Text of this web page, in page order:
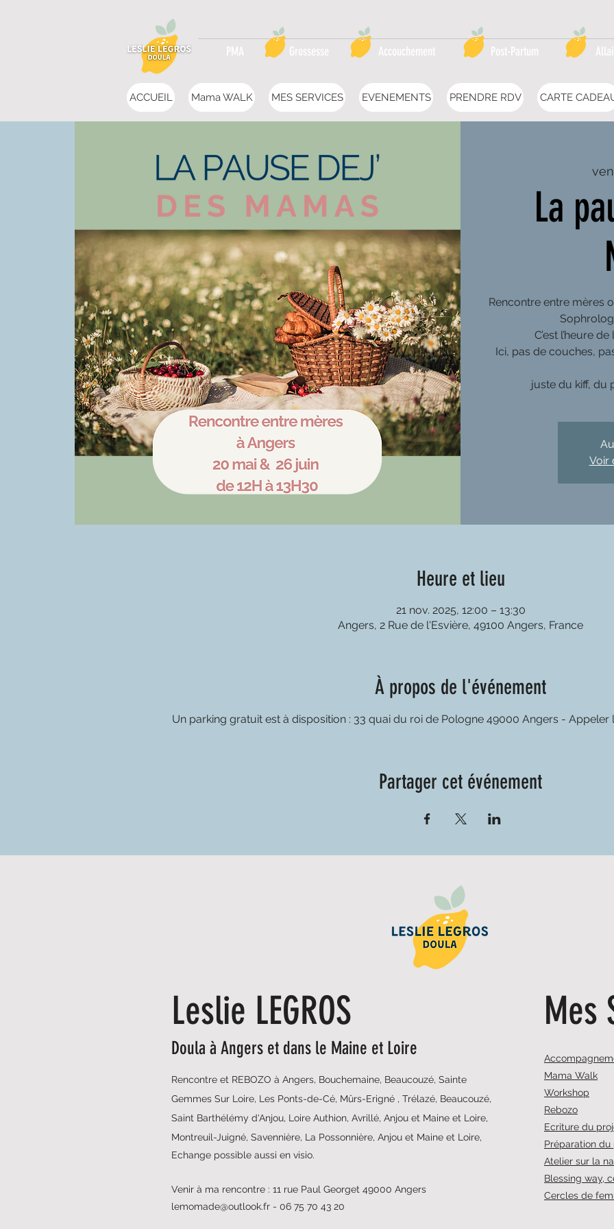
PMA Grossesse Accouchement Post-Partum
ACCUEIL Mama WALK MES SERVICES EVENEMENTS PRENDRE RDV CARTE
La
Rencontre entre mères
C’est l’heure
Ici, pas de couches,
juste du kiff, du
Voir
Heure et lieu
21 nov. 2025, 12:00 – 13:30
Angers, 2 Rue de l'Esvière, 49100 Angers, France
À propos de l'événement
Un parking gratuit est à disposition : 33 quai du roi de Pologne 49000 Angers - Appeler
Partager cet événement
Leslie LEGROS
Doula à Angers et dans le Maine et Loire
Rencontre et REBOZO à Angers, Bouchemaine, Beaucouzé, Sainte
Gemmes Sur Loire, Les Ponts-de-Cé, Mûrs-Erigné , Trélazé, Beaucouzé,
Saint Barthélémy d'Anjou, Loire Authion, Avrillé, Anjou et Maine et Loire,
Montreuil-Juigné, Savennière, La Possonnière, Anjou et Maine et Loire,
Echange possible aussi en visio.
Venir à ma rencontre : 11 rue Paul Georget 49000 Angers
lemomade@outlook.fr - 06 75 70 43 20
Mes
Mama Walk
Workshop
Rebozo
Ecriture du
Préparation
Atelier sur la
Blessing way,
Cercles de